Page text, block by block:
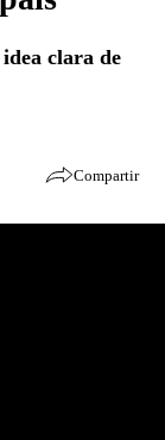
clara de
Compartir